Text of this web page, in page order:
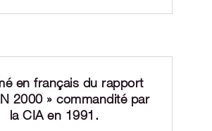
en français du rapport
2000 » commandité par
la CIA en 1991.